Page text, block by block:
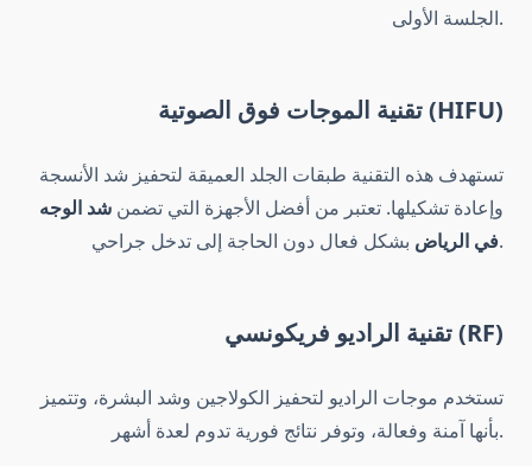
الجلسة الأولى.
تقنية الموجات فوق الصوتية (HIFU)
تستهدف هذه التقنية طبقات الجلد العميقة لتحفيز شد الأنسجة
وإعادة تشكيلها. تعتبر من أفضل الأجهزة التي تضمن شد الوجه
في الرياضبشكل فعال دون الحاجة إلى تدخل جراحي.
تقنية الراديو فريكونسي (RF)
تستخدم موجات الراديو لتحفيز الكولاجين وشد البشرة، وتتميز
بأنها آمنة وفعالة، وتوفر نتائج فورية تدوم لعدة أشهر.